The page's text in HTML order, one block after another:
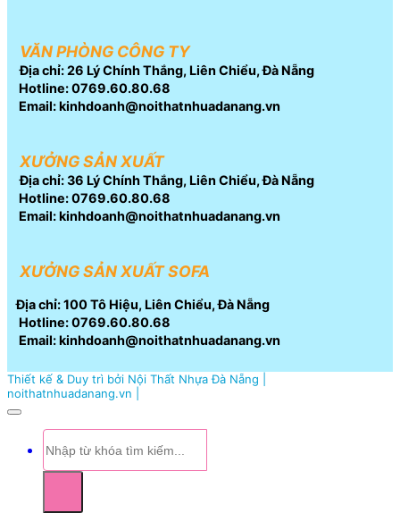
VĂN PHÒNG CÔNG TY
Địa chỉ: 26 Lý Chính Thắng, Liên Chiểu, Đà Nẵng
Hotline: 0769.60.80.68
Email: kinhdoanh@noithatnhuadanang.vn
XƯỞNG SẢN XUẤT
Địa chỉ: 36 Lý Chính Thắng, Liên Chiểu, Đà Nẵng
Hotline: 0769.60.80.68
Email: kinhdoanh@noithatnhuadanang.vn
XƯỞNG SẢN XUẤT SOFA
Địa chỉ: 100 Tô Hiệu, Liên Chiểu, Đà Nẵng
Hotline: 0769.60.80.68
Email: kinhdoanh@noithatnhuadanang.vn
Thiết kế & Duy trì bởi Nội Thất Nhựa Đà Nẵng |
noithatnhuadanang.vn |
Tìm
kiếm: